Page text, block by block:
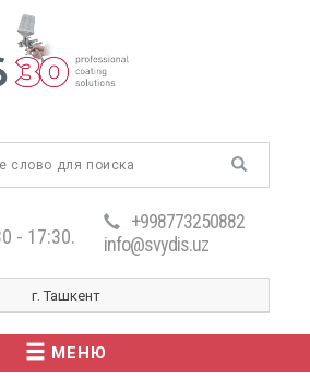
- 17:30.
+998773250882
info@svydis.uz
г. Ташкент
МЕНЮ